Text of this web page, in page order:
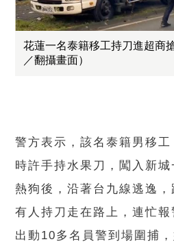
花蓮一名泰籍移工持刀進超商
／翻攝畫面）
警方表示，該名泰籍男移
時許手持水果刀，闖入新
熱狗後，沿著台九線逃逸
有人持刀走在路上，連忙
出動10多名員警到場圍捕